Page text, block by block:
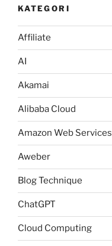
KATEGORI
Affiliate
AI
Akamai
Alibaba Cloud
Amazon Web Services
Aweber
Blog Technique
ChatGPT
Cloud Computing